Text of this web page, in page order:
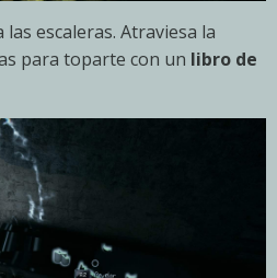
escaleras. Atraviesa la
para toparte con un libro de